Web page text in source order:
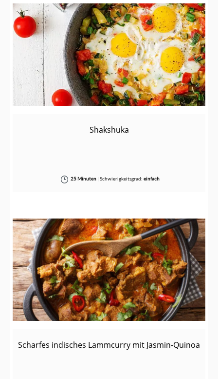
Shakshuka
25 Minuten |Schwierigkeitsgrad:einfach
Scharfes indisches Lammcurry mit Jasmin-Quinoa